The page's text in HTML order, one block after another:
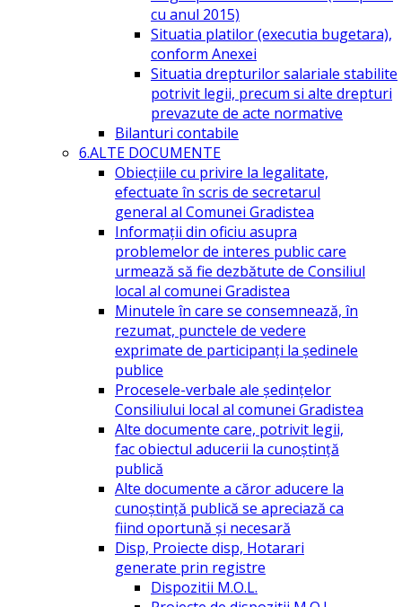
cu anul 2015)
Situatia platilor (executia bugetara),
conform Anexei
Situatia drepturilor salariale stabilite
potrivit legii, precum si alte drepturi
prevazute de acte normative
Bilanturi contabile
6.ALTE DOCUMENTE
Obiecțiile cu privire la legalitate,
efectuate în scris de secretarul
general al Comunei Gradistea
Informații din oficiu asupra
problemelor de interes public care
urmează să fie dezbătute de Consiliul
local al comunei Gradistea
Minutele în care se consemnează, în
rezumat, punctele de vedere
exprimate de participanți la ședinele
publice
Procesele-verbale ale ședințelor
Consiliului local al comunei Gradistea
Alte documente care, potrivit legii,
fac obiectul aducerii la cunoștință
publică
Alte documente a căror aducere la
cunoștință publică se apreciază ca
fiind oportună și necesară
Disp, Proiecte disp, Hotarari
generate prin registre
Dispozitii M.O.L.